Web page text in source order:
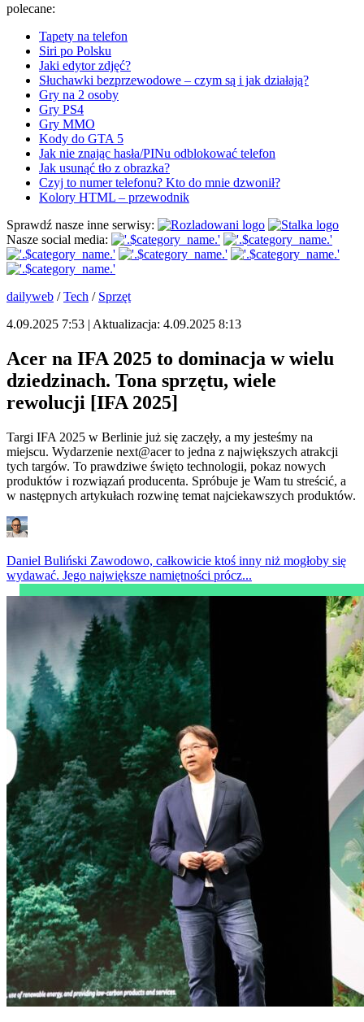
polecane:
Tapety na telefon
Siri po Polsku
Jaki edytor zdjęć?
Słuchawki bezprzewodowe – czym są i jak działają?
Gry na 2 osoby
Gry PS4
Gry MMO
Kody do GTA 5
Jak nie znając hasła/PINu odblokować telefon
Jak usunąć tło z obrazka?
Czyj to numer telefonu? Kto do mnie dzwonił?
Kolory HTML – przewodnik
Sprawdź nasze inne serwisy:
Nasze social media:
dailyweb /Tech / Sprzęt
4.09.2025 7:53 | Aktualizacja: 4.09.2025 8:13
Acer na IFA 2025 to dominacja w wielu
dziedzinach. Tona sprzętu, wiele
rewolucji [IFA 2025]
Targi IFA 2025 w Berlinie już się zaczęły, a my jesteśmy na
miejscu. Wydarzenie next@acer to jedna z największych atrakcji
tych targów. To prawdziwe święto technologii, pokaz nowych
produktów i rozwiązań producenta. Spróbuje je Wam tu streścić, a
w następnych artykułach rozwinę temat najciekawszych produktów.
Daniel Buliński Zawodowo, całkowicie ktoś inny niż mogłoby się
wydawać. Jego największe namiętności prócz...